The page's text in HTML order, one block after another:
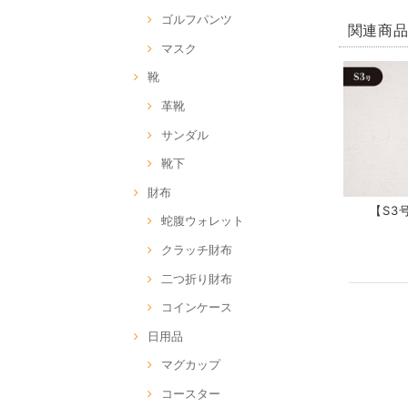
ゴルフパンツ
マスク
靴
革靴
サンダル
靴下
財布
蛇腹ウォレット
クラッチ財布
二つ折り財布
コインケース
日用品
マグカップ
コースター
関連商品
【S3